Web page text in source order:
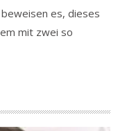
es, dieses
mit zwei so